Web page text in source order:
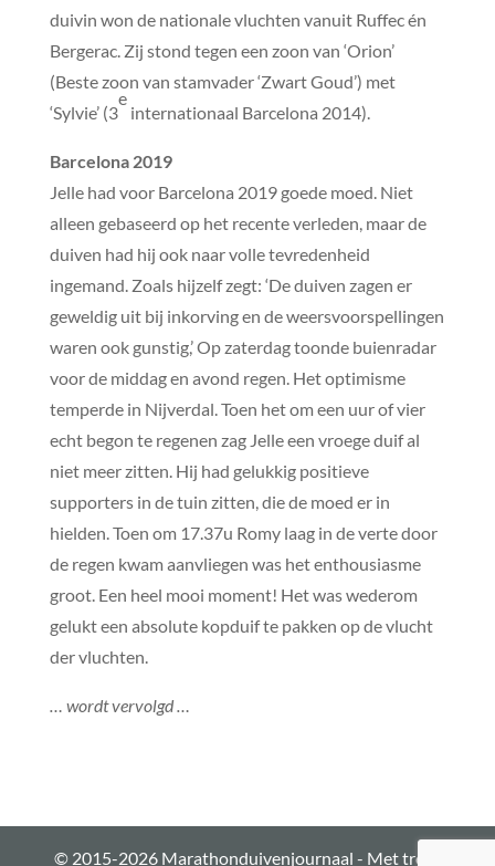
duivin won de nationale vluchten vanuit Ruffec én
Bergerac. Zij stond tegen een zoon van ‘Orion’
(Beste zoon van stamvader ‘Zwart Goud’) met
‘Sylvie’ (3
e
internationaal Barcelona 2014).
Barcelona 2019
Jelle had voor Barcelona 2019 goede moed. Niet
alleen gebaseerd op het recente verleden, maar de
duiven had hij ook naar volle tevredenheid
ingemand. Zoals hijzelf zegt: ‘De duiven zagen er
geweldig uit bij inkorving en de weersvoorspellingen
waren ook gunstig,’ Op zaterdag toonde buienradar
voor de middag en avond regen. Het optimisme
temperde in Nijverdal. Toen het om een uur of vier
echt begon te regenen zag Jelle een vroege duif al
niet meer zitten. Hij had gelukkig positieve
supporters in de tuin zitten, die de moed er in
hielden. Toen om 17.37u Romy laag in de verte door
de regen kwam aanvliegen was het enthousiasme
groot. Een heel mooi moment! Het was wederom
gelukt een absolute kopduif te pakken op de vlucht
der vluchten.
… wordt vervolgd …
© 2015-2026 Marathonduivenjournaal - Met trots